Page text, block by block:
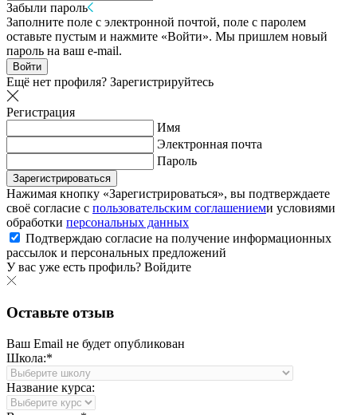
Забыли пароль
Заполните поле с электронной почтой, поле с паролем
оставьте пустым и нажмите «Войти». Мы пришлем новый
пароль на ваш e-mail.
Войти
Ещё нет профиля? Зарегистрируйтесь
Регистрация
Имя
Электронная почта
Пароль
Зарегистрироваться
Нажимая кнопку «Зарегистрироваться», вы подтверждаете
своё согласие с пользовательским соглашениеми условиями
обработки персональных данных
Подтверждаю согласие на получение информационных
рассылок и персональных предложений
У вас уже есть профиль? Войдите
Оставьте отзыв
Ваш Email не будет опубликован
Школа:*
Название курса: